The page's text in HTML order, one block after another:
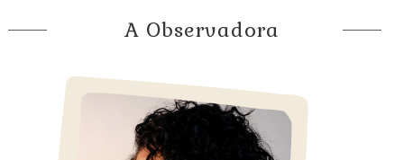
A Observadora